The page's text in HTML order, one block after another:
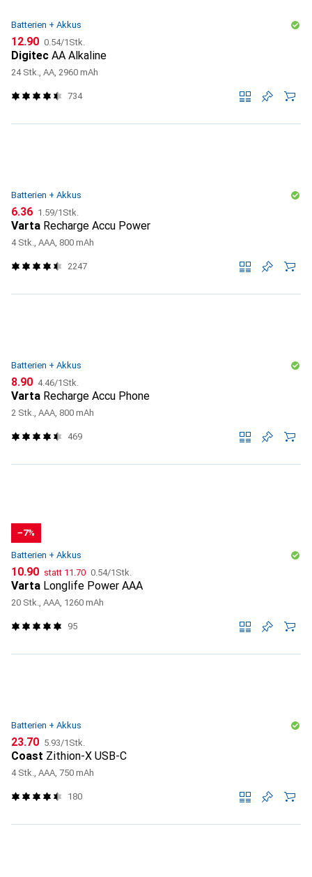
Batterien + Akkus
CHF
12.90 CHF
0.54/1Stk.
Digitec AA Alkaline
24 Stk., AA, 2960 mAh
734
Batterien + Akkus
CHF
6.36 CHF
1.59/1Stk.
Varta Recharge Accu Power
4 Stk., AAA, 800 mAh
2247
Batterien + Akkus
CHF
8.90 CHF
4.46/1Stk.
Varta Recharge Accu Phone
2 Stk., AAA, 800 mAh
469
−7%
Batterien + Akkus
CHF
10.90 statt CHF
11.70 CHF
0.54/1Stk.
Varta Longlife Power AAA
20 Stk., AAA, 1260 mAh
95
Batterien + Akkus
CHF
23.70 CHF
5.93/1Stk.
Coast Zithion-X USB-C
4 Stk., AAA, 750 mAh
180